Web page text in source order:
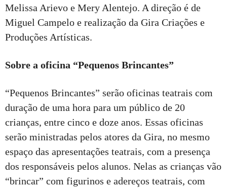
Melissa Arievo e Mery Alentejo. A direção é de
Miguel Campelo e realização da Gira Criações e
Produções Artísticas.
Sobre a oficina “Pequenos Brincantes”
“Pequenos Brincantes” serão oficinas teatrais com
duração de uma hora para um público de 20
crianças, entre cinco e doze anos. Essas oficinas
serão ministradas pelos atores da Gira, no mesmo
espaço das apresentações teatrais, com a presença
dos responsáveis pelos alunos. Nelas as crianças vão
“brincar” com figurinos e adereços teatrais, com